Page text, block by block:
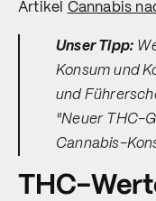
Artikel Cannabis
Unser Tipp:
Konsum und
und
"Neuer THC-
Cannabis-
THC-